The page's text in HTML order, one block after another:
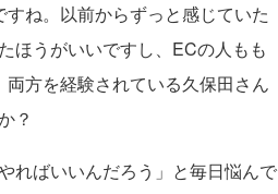
ね。以前からずっと感じていた
ほうがいいですし、ECの人もも
方を経験されている久保田さん
？
ればいいんだろう」と毎日悩んで